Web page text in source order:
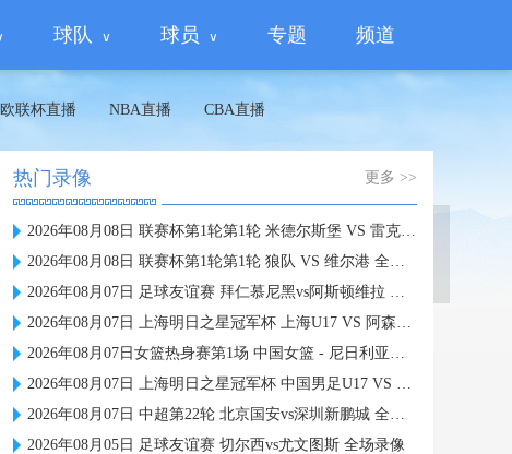
球队 球员 专题 频道
欧联杯直播 NBA直播 CBA直播
蜘蛛直播
热门录像 更多 >>
2026年08月08日 联赛杯第1轮第1轮 米德尔斯堡 VS 雷克瑟姆 全场录像
2026年08月08日 联赛杯第1轮第1轮 狼队 VS 维尔港 全场录像
2026年08月07日 足球友谊赛 拜仁慕尼黑vs阿斯顿维拉 全场录像
2026年08月07日 上海明日之星冠军杯 上海U17 VS 阿森纳U17 全场录像
2026年08月07日女篮热身赛第1场 中国女篮 - 尼日利亚女篮 全场录像
2026年08月07日 上海明日之星冠军杯 中国男足U17 VS 河床U17 全场录像
2026年08月07日 中超第22轮 北京国安vs深圳新鹏城 全场录像
2026年08月05日 足球友谊赛 切尔西vs尤文图斯 全场录像